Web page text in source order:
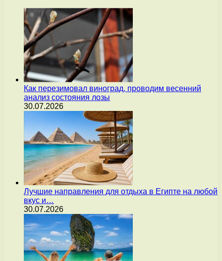
Как перезимовал виноград, проводим весенний
анализ состояния лозы
30.07.2026
Лучшие направления для отдыха в Египте на любой
вкус и…
30.07.2026